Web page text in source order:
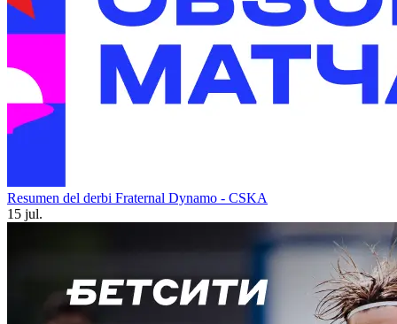
Resumen del derbi Fraternal Dynamo - CSKA
15 jul.